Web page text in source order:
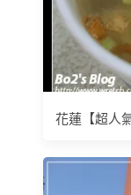
花蓮【超人